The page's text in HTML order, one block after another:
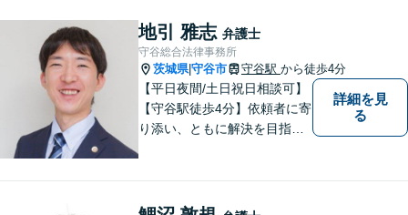
日々を終わらせるために安心
の第一歩を踏み出しましょ
う。お気軽にお問い合わせく
ださい。
地引 雅志 弁護士
守谷総合法律事務所
茨城県|守谷市 守谷駅 から徒歩4分
【平日夜間/土日祝日相談可】
【守谷駅徒歩4分】依頼者に寄
り添い、ともに解決を目指し
詳細を見
る